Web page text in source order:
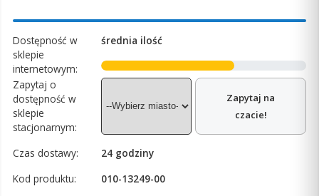
Dostępność w
sklepie
internetowym:
średnia ilość
Zapytaj o
dostępność w
sklepie
stacjonarnym:
Zapytaj na
czacie!
Czas dostawy:
24 godziny
Kod produktu:
010-13249-00